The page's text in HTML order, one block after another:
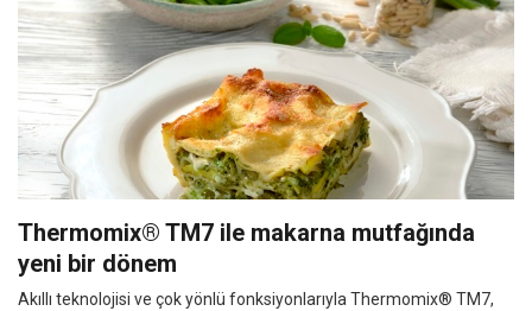
Thermomix® TM7 ile makarna mutfağında
yeni bir dönem
Akıllı teknolojisi ve çok yönlü fonksiyonlarıyla Thermomix® TM7,